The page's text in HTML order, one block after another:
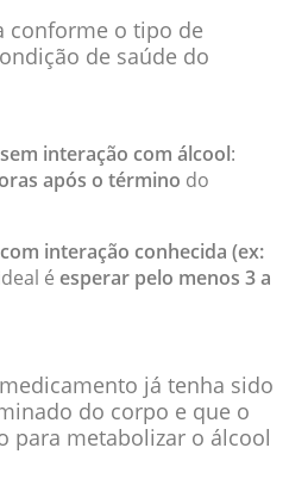
conforme o tipo de
de saúde do
sem interação com álcool:
após o término do
com interação conhecida (ex:
é esperar pelo menos 3 a
já tenha sido
do corpo e que o
para metabolizar o álcool